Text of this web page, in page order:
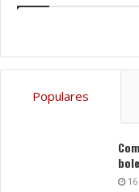
Populares